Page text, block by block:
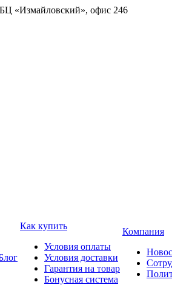
«Измайловский», офис 246
Как купить
Условия оплаты
Условия доставки
Гарантия на товар
Бонусная система
Компания